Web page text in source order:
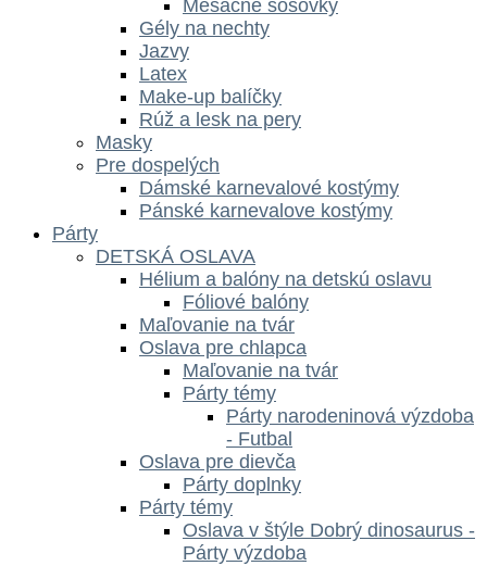
Mesačné šošovky
Gély na nechty
Jazvy
Latex
Make-up balíčky
Rúž a lesk na pery
Masky
Pre dospelých
Dámské karnevalové kostýmy
Pánské karnevalove kostýmy
Párty
DETSKÁ OSLAVA
Hélium a balóny na detskú oslavu
Fóliové balóny
Maľovanie na tvár
Oslava pre chlapca
Maľovanie na tvár
Párty témy
Párty narodeninová výzdoba
- Futbal
Oslava pre dievča
Párty doplnky
Párty témy
Oslava v štýle Dobrý dinosaurus -
Párty výzdoba